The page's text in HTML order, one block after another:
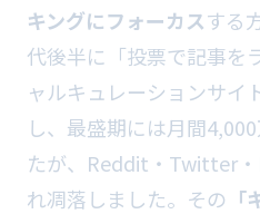
キングにフォーカスする
代後半に「投票で記事を
ャルキュレーションサイ
し、最盛期には月間
たが、Reddit・Twitter
れ凋落しました。その